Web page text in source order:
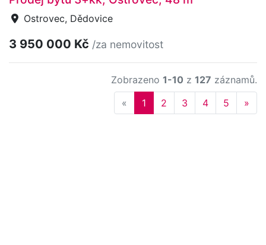
Ostrovec, Dědovice
3 950 000 Kč /za nemovitost
Zobrazeno 1-10 z 127 záznamů.
« Previous
1 2 3 4 5 »